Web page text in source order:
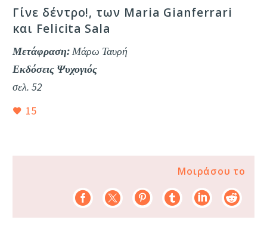
Γίνε δέντρο!, των Maria Gianferrari
και Felicita Sala
Μετάφραση:Μάρω Ταυρή
Εκδόσεις Ψυχογιός
σελ. 52
15
Μοιράσου το